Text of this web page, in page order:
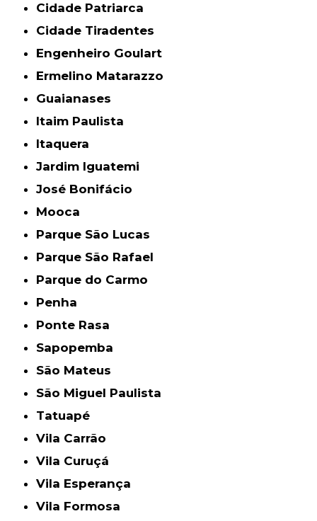
Cidade Patriarca
Cidade Tiradentes
Engenheiro Goulart
Ermelino Matarazzo
Guaianases
Itaim Paulista
Itaquera
Jardim Iguatemi
José Bonifácio
Mooca
Parque São Lucas
Parque São Rafael
Parque do Carmo
Penha
Ponte Rasa
Sapopemba
São Mateus
São Miguel Paulista
Tatuapé
Vila Carrão
Vila Curuçá
Vila Esperança
Vila Formosa